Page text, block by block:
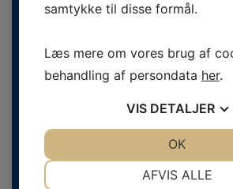
Telefon +45 43 20 51 20
Åbningstider
CVR:27425917
samtykke til disse formål.
Læs mere om vores brug af
behandling af persondata her.
VIS DETALJER
AFVIS ALLE
OK